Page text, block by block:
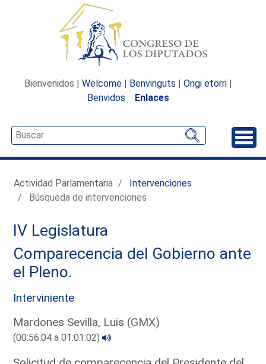
Bienvenidos | Welcome | Benvinguts | Ongi etorri |
Benvidos
Enlaces
Actividad Parlamentaria
Intervenciones
Búsqueda de intervenciones
IV Legislatura
Comparecencia del Gobierno ante
el Pleno.
Interviniente
Mardones Sevilla, Luis (GMX)
(00:56:04 a 01:01:02)